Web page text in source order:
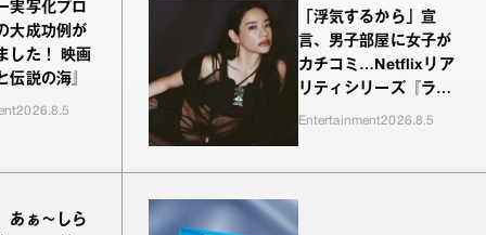
実写化プロ
大成功例が
した！ 映画
伝説の海』
2026.8.5
「浮気するから」宣
言、男子部屋に女子が
カチコミ…Netflixリア
リティシリーズ『ラヴ
上等』シーズン2、新
Entertainment2026.8.5
あぁ〜しら